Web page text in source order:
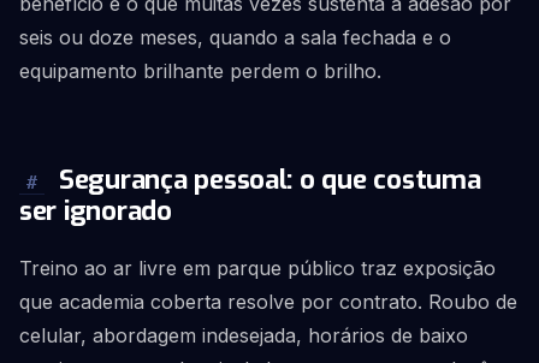
seis ou doze meses, quando a sala fechada e o
equipamento brilhante perdem o brilho.
#
Segurança pessoal: o que costuma
ser ignorado
Treino ao ar livre em parque público traz exposição
que academia coberta resolve por contrato. Roubo de
celular, abordagem indesejada, horários de baixo